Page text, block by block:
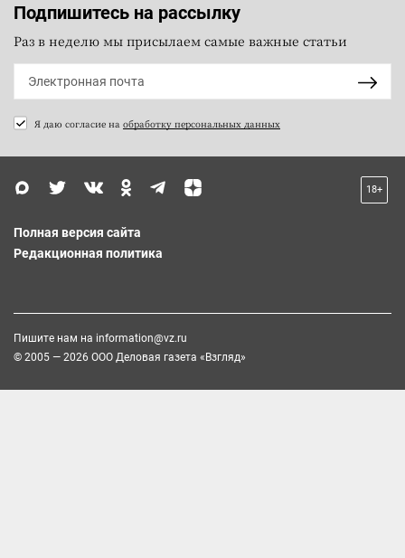
Подпишитесь на рассылку
Раз в неделю мы присылаем самые важные статьи
Я даю согласие на обработку персональных данных
18+
Полная версия сайта
Редакционная политика
Пишите нам на information@vz.ru
© 2005 — 2026 ООО Деловая газета «Взгляд»